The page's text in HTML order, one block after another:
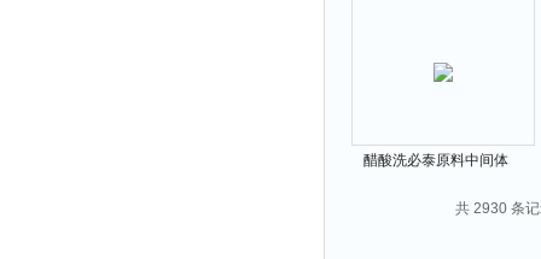
醋酸洗必泰原料中间体
共 2930 条